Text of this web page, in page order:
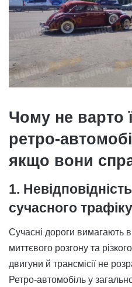
Чому не варто
ретро-
якщо вони
1.
сучасного трафіку
Сучасні дороги вимагають
миттєвого розгону та
двигуни й трансмісії не
Ретро-автомобіль у